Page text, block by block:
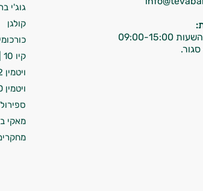
15:00
גוג'י
קולגן
קיו 10 | Q10
ויטמין B12
ויטמין D
מאקי